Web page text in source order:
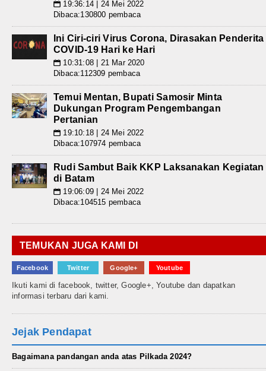
📅 19:36:14 | 24 Mei 2022
Dibaca:130800 pembaca
Ini Ciri-ciri Virus Corona, Dirasakan Penderita
COVID-19 Hari ke Hari
📅 10:31:08 | 21 Mar 2020
Dibaca:112309 pembaca
Temui Mentan, Bupati Samosir Minta
Dukungan Program Pengembangan
Pertanian
📅 19:10:18 | 24 Mei 2022
Dibaca:107974 pembaca
Rudi Sambut Baik KKP Laksanakan Kegiatan
di Batam
📅 19:06:09 | 24 Mei 2022
Dibaca:104515 pembaca
TEMUKAN JUGA KAMI DI
Facebook Twitter Google+ Youtube
Ikuti kami di facebook, twitter, Google+, Youtube dan dapatkan
informasi terbaru dari kami.
Jejak Pendapat
Bagaimana pandangan anda atas Pilkada 2024?